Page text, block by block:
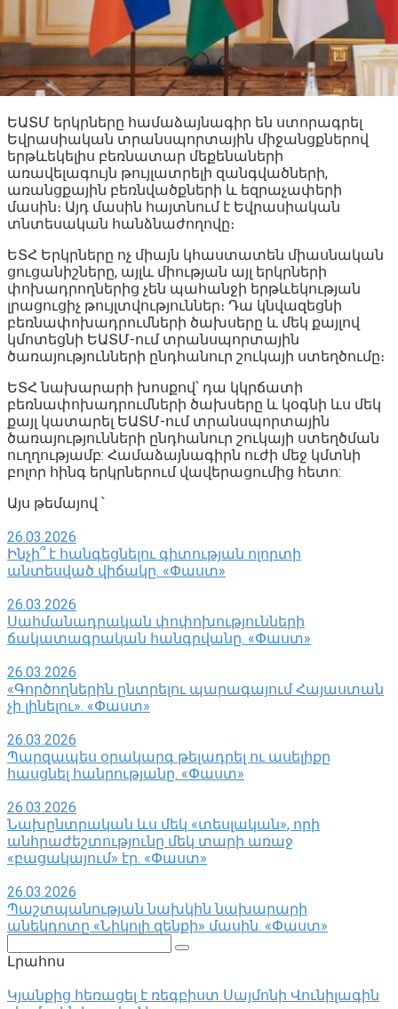
ԵԱՏՄ երկրները համաձայնագիր են ստորագրել
Եվրասիական տրանսպորտային միջանցքներով
երթևեկելիս բեռնատար մեքենաների
առավելագույն թույլատրելի զանգվածների,
առանցքային բեռնվածքների և եզրաչափերի
մասին։ Այդ մասին հայտնում է Եվրասիական
տնտեսական հանձնաժողովը։
ԵՏՀ Երկրները ոչ միայն կհաստատեն միասնական
ցուցանիշները, այլև միության այլ երկրների
փոխադրողներից չեն պահանջի երթևեկության
լրացուցիչ թույլտվություններ։ Դա կնվազեցնի
բեռնափոխադրումների ծախսերը և մեկ քայլով
կմոտեցնի ԵԱՏՄ-ում տրանսպորտային
ծառայությունների ընդհանուր շուկայի ստեղծումը։
ԵՏՀ նախարարի խոսքով՝ դա կկրճատի
բեռնափոխադրումների ծախսերը և կօգնի ևս մեկ
քայլ կատարել ԵԱՏՄ-ում տրանսպորտային
ծառայությունների ընդհանուր շուկայի ստեղծման
ուղղությամբ: Համաձայնագիրն ուժի մեջ կմտնի
բոլոր հինգ երկրներում վավերացումից հետո:
Այս թեմայով ՝
26.03.2026
Ինչի՞ է հանգեցնելու գիտության ոլորտի
անտեսված վիճակը. «Փաստ»
26.03.2026
Սահմանադրական փոփոխությունների
ճակատագրական հանգրվանը. «Փաստ»
26.03.2026
«Գործողներին ընտրելու պարագայում Հայաստան
չի լինելու». «Փաստ»
26.03.2026
Պարզապես օրակարգ թելադրել ու ասելիքը
հասցնել հանրությանը. «Փաստ»
26.03.2026
Նախընտրական ևս մեկ «տեսլական», որի
անհրաժեշտությունը մեկ տարի առաջ
«բացակայում» էր. «Փաստ»
26.03.2026
Պաշտպանության նախկին նախարարի
անեկդոտը «Նիկոլի զենքի» մասին. «Փաստ»
Լրահոս
Կյանքից հեռացել է ռեգբիստ Սայմոնի Վունիլագին